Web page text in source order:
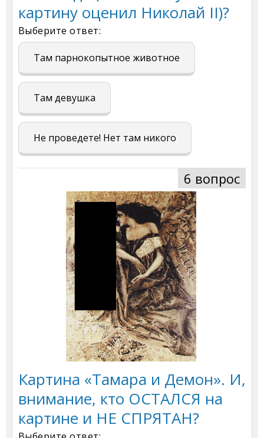
картину оценил Николай II)?
Выберите ответ:
Там парнокопытное животное
Там девушка
Не проведете! Нет там никого
6 вопрос
Картина «Тамара и Демон». И,
внимание, кто ОСТАЛСЯ на
картине и НЕ СПРЯТАН?